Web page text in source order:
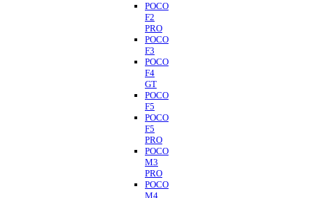
POCO
F2
PRO
POCO
F3
POCO
F4
GT
POCO
F5
POCO
F5
PRO
POCO
M3
PRO
POCO
M4